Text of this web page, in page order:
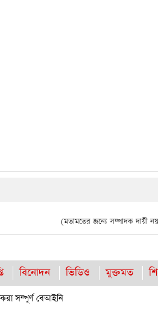
(মতামতের জন্যে সম্পাদক দায়ী
বিনোদন ভিডিও মুক্তমত
সম্পূর্ণ বেআইনি